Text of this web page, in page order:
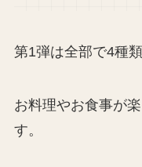
第1弾は全部で4種類
お料理やお食事が
す。